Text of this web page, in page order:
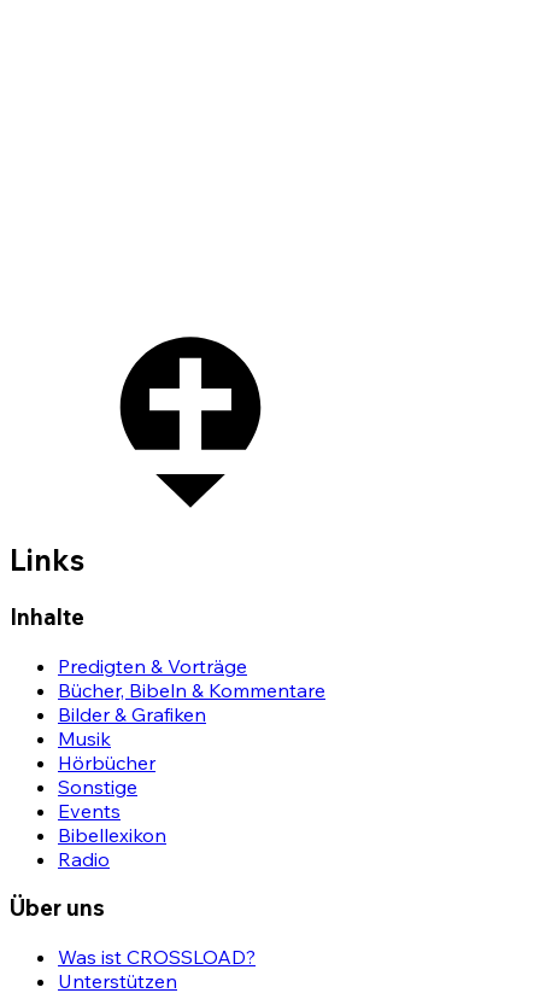
Links
Inhalte
Predigten & Vorträge
Bücher, Bibeln & Kommentare
Bilder & Grafiken
Musik
Hörbücher
Sonstige
Events
Bibellexikon
Radio
Über uns
Was ist CROSSLOAD?
Unterstützen